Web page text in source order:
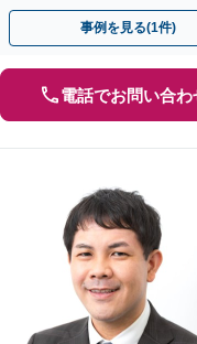
駅2分】【休日・夜間相談
事例を見る(1件)
電話でお問い合わ